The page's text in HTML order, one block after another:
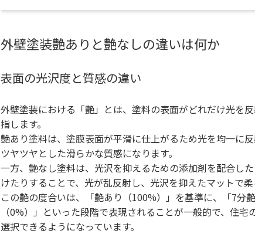
外壁塗装艶ありと艶なしの違いは何か
表面の光沢度と質感の違い
外壁塗装における「艶」とは、塗料の表面がどれだけ光を
指します。
艶あり塗料は、塗膜表面が平滑に仕上がるため光を均一に
ツヤツヤとした滑らかな質感になります。
一方、艶なし塗料は、光沢を抑えるための添加剤を配合し
けたりすることで、光が乱反射し、光沢を抑えたマットで柔
この艶の度合いは、「艶あり（100%）」を基準に、「7分
（0%）」といった段階で表現されることが一般的で、住
選択できるようになっています。